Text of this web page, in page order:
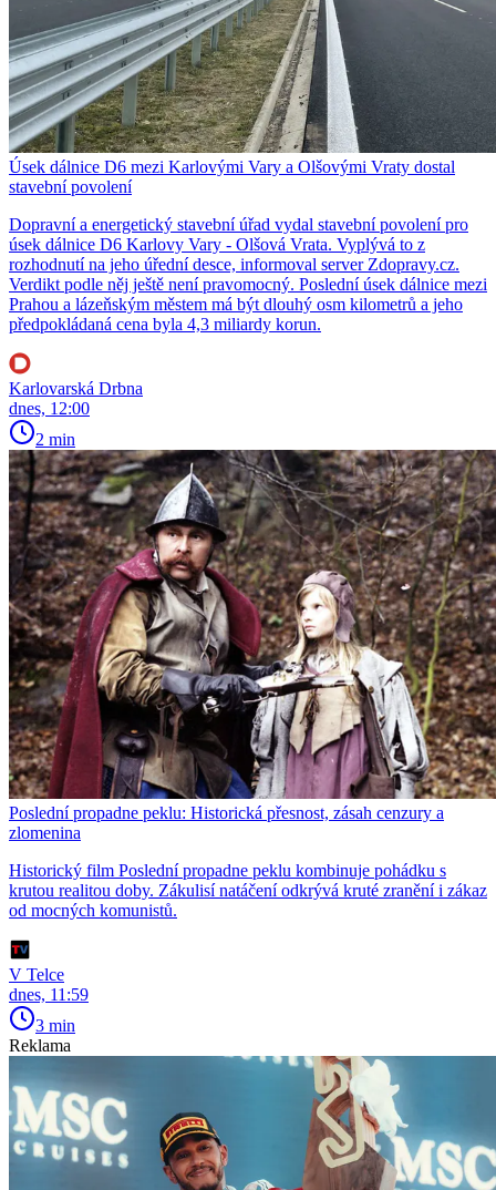
Úsek dálnice D6 mezi Karlovými Vary a Olšovými Vraty dostal
stavební povolení
Dopravní a energetický stavební úřad vydal stavební povolení pro
úsek dálnice D6 Karlovy Vary - Olšová Vrata. Vyplývá to z
rozhodnutí na jeho úřední desce, informoval server Zdopravy.cz.
Verdikt podle něj ještě není pravomocný. Poslední úsek dálnice mezi
Prahou a lázeňským městem má být dlouhý osm kilometrů a jeho
předpokládaná cena byla 4,3 miliardy korun.
Karlovarská Drbna
dnes, 12:00
2 min
Poslední propadne peklu: Historická přesnost, zásah cenzury a
zlomenina
Historický film Poslední propadne peklu kombinuje pohádku s
krutou realitou doby. Zákulisí natáčení odkrývá kruté zranění i zákaz
od mocných komunistů.
V Telce
dnes, 11:59
3 min
Reklama